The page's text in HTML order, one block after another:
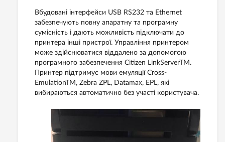
Вбудовані інтерфейси USB RS232 та Ethernet
забезпечують повну апаратну та програмну
сумісність і дають можливість підключати до
принтера інші пристрої. Управління принтером
може здійснюватися віддалено за допомогою
програмного забезпечення Citizen LinkServerTM.
Принтер підтримує мови емуляції Cross-
EmulationTM, Zebra ZPL, Datamax, EPL, які
вибираються автоматично без участі користувача.